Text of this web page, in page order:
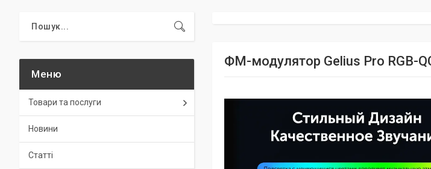
ФМ-модулятор Gelius Pro RGB-
Товари та послуги
Новини
Статті